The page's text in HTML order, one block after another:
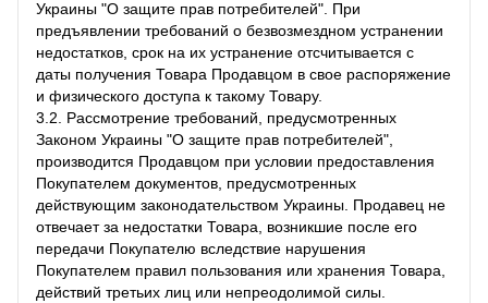
Украины "О защите прав потребителей". При
предъявлении требований о безвозмездном устранении
недостатков, срок на их устранение отсчитывается с
даты получения Товара Продавцом в свое распоряжение
и физического доступа к такому Товару.
3.2. Рассмотрение требований, предусмотренных
Законом Украины "О защите прав потребителей",
производится Продавцом при условии предоставления
Покупателем документов, предусмотренных
действующим законодательством Украины. Продавец не
отвечает за недостатки Товара, возникшие после его
передачи Покупателю вследствие нарушения
Покупателем правил пользования или хранения Товара,
действий третьих лиц или непреодолимой силы.